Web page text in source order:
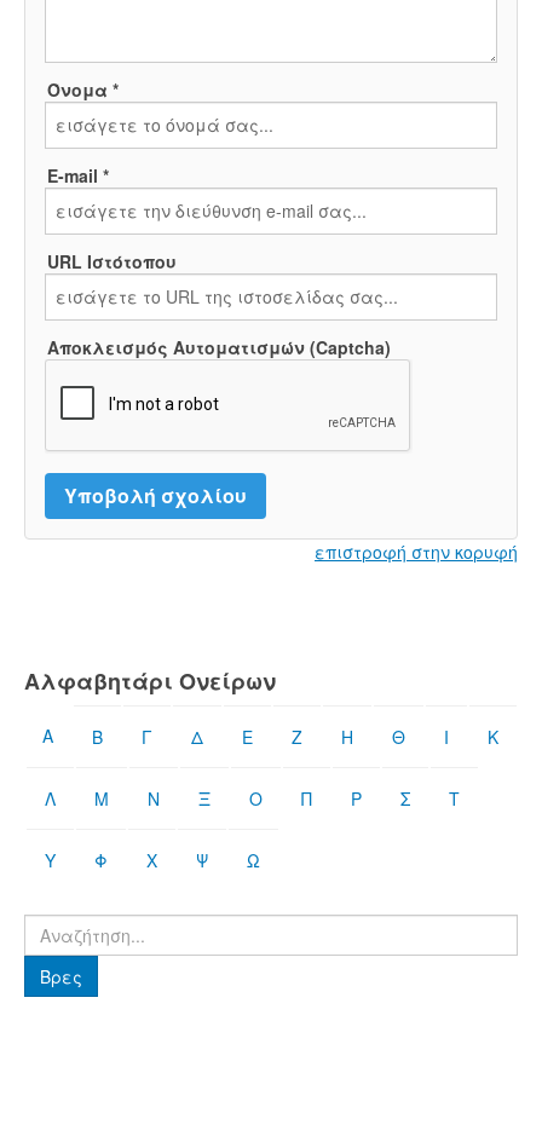
Όνομα *
E-mail *
URL Ιστότοπου
Αποκλεισμός Αυτοματισμών (Captcha)
επιστροφή στην κορυφή
Αλφαβητάρι Ονείρων
Α Β Γ Δ Ε Ζ Η Θ Ι Κ
Λ Μ Ν Ξ Ο Π Ρ Σ Τ
Υ Φ Χ Ψ Ω
Βρες
Βρες